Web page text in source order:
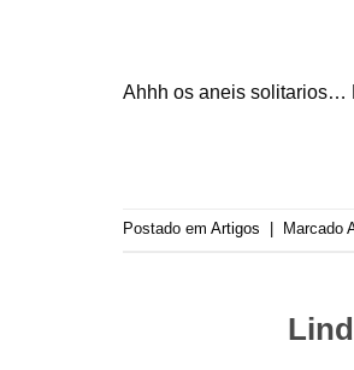
Ahhh os aneis solitarios…
Postado em Artigos Marcado